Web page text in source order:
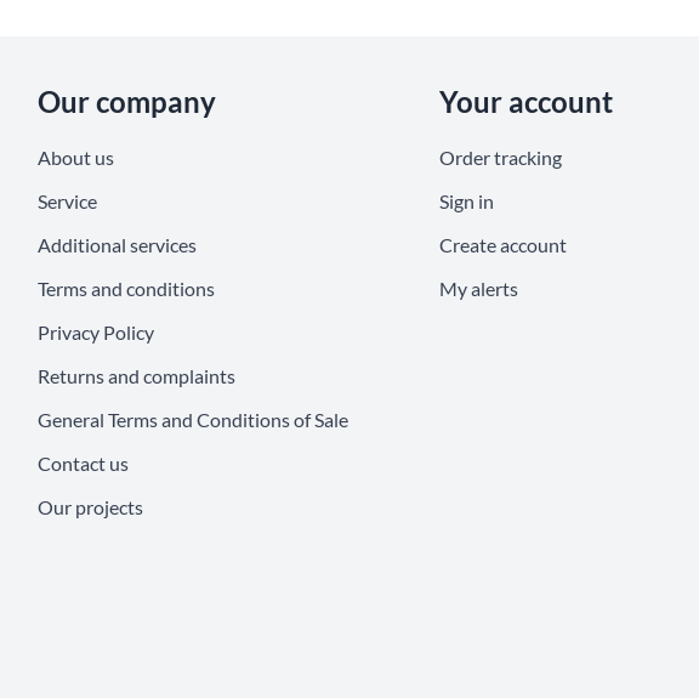
Our company
About us
Service
Additional services
Terms and conditions
Privacy Policy
Returns and complaints
General Terms and Conditions of Sale
Contact us
Our projects
Your account
Order tracking
Sign in
Create account
My alerts